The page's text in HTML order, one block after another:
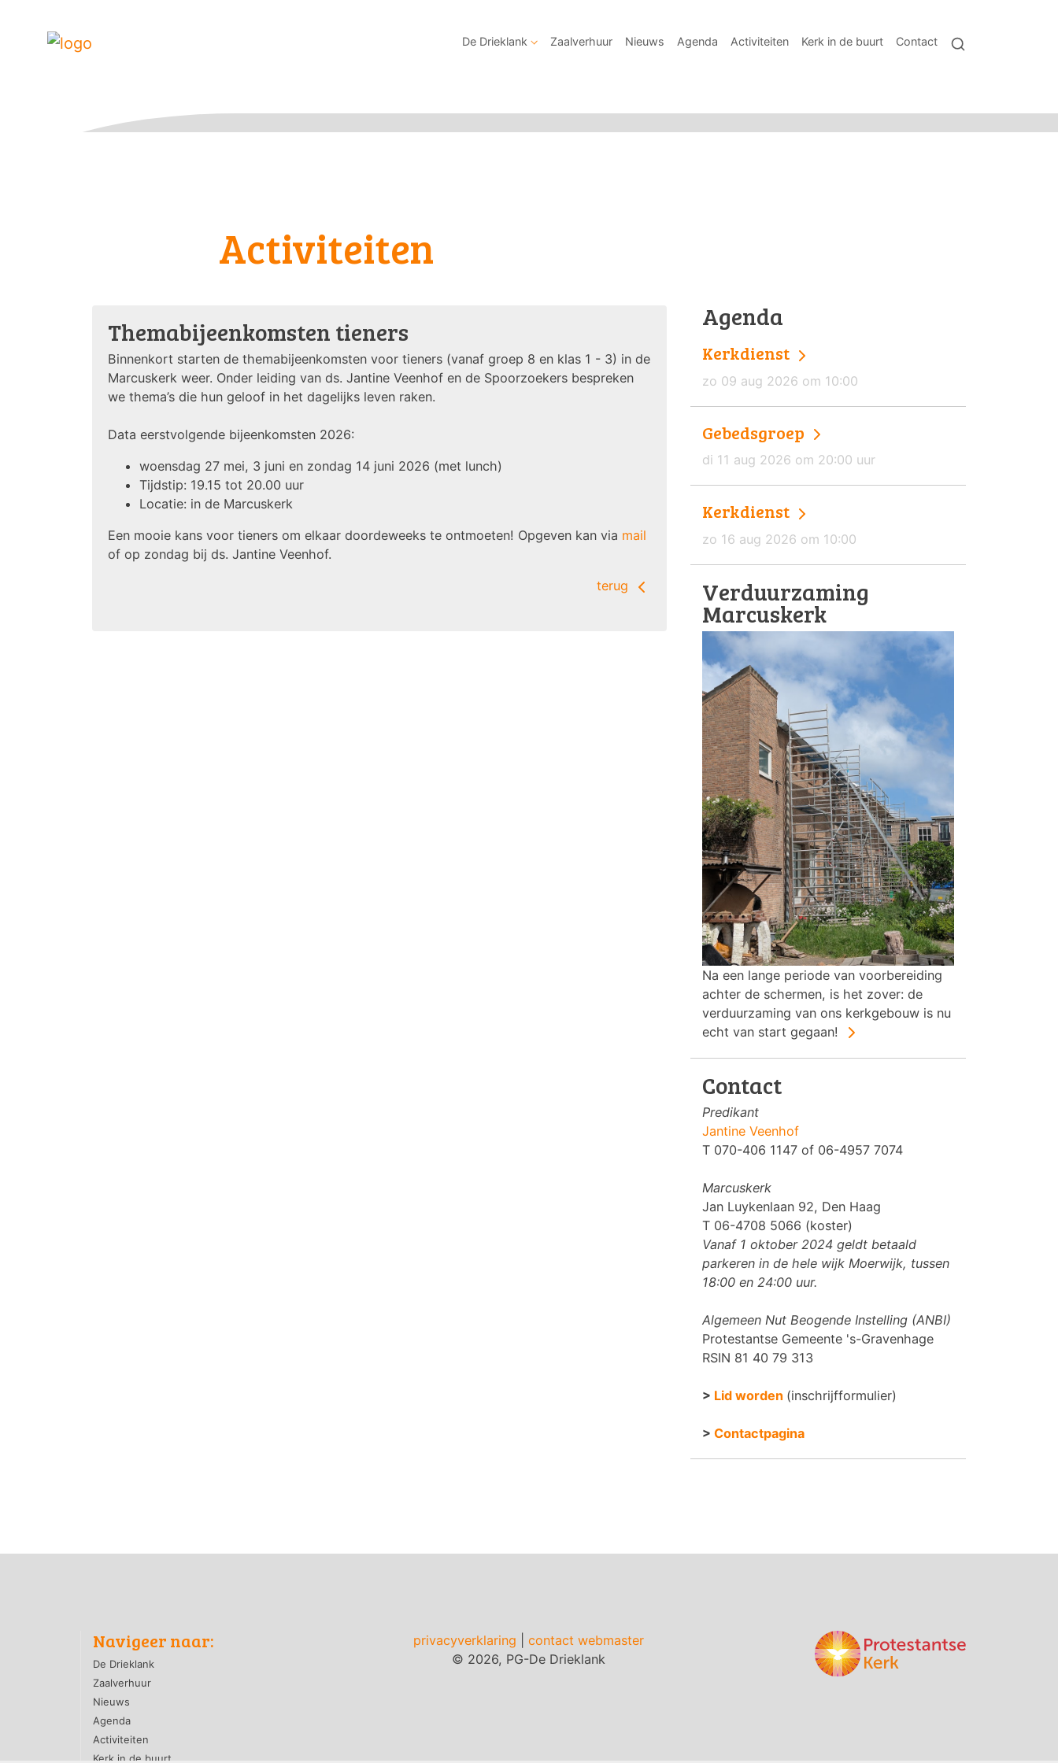
De Drieklank Zaalverhuur Nieuws Agenda Activiteiten Kerk in de buurt Contact
Activiteiten
Themabijeenkomsten tieners
Binnenkort starten de themabijeenkomsten voor tieners (vanaf groep 8 en klas 1 - 3) in de
Marcuskerk weer. Onder leiding van ds. Jantine Veenhof en de Spoorzoekers bespreken
we thema’s die hun geloof in het dagelijks leven raken.
Data eerstvolgende bijeenkomsten 2026:
woensdag 27 mei, 3 juni en zondag 14 juni 2026 (met lunch)
Tijdstip: 19.15 tot 20.00 uur
Locatie: in de Marcuskerk
Een mooie kans voor tieners om elkaar doordeweeks te ontmoeten! Opgeven kan via mail
of op zondag bij ds. Jantine Veenhof.
terug
Agenda
Kerkdienst
zo 09 aug 2026 om 10:00
Gebedsgroep
di 11 aug 2026 om 20:00 uur
Kerkdienst
zo 16 aug 2026 om 10:00
Verduurzaming
Marcuskerk
Na een lange periode van voorbereiding
achter de schermen, is het zover: de
verduurzaming van ons kerkgebouw is nu
echt van start gegaan!
Contact
Predikant
Jantine Veenhof
T 070-406 1147 of 06-4957 7074
Marcuskerk
Jan Luykenlaan 92, Den Haag
T 06-4708 5066 (koster)
Vanaf 1 oktober 2024 geldt betaald
parkeren in de hele wijk Moerwijk, tussen
18:00 en 24:00 uur.
Algemeen Nut Beogende Instelling (ANBI)
Protestantse Gemeente 's-Gravenhage
RSIN 81 40 79 313
> Lid worden (inschrijfformulier)
> Contactpagina
Navigeer naar:
De Drieklank
Zaalverhuur
Nieuws
Agenda
Activiteiten
Kerk in de buurt
privacyverklaring |contact webmaster
© 2026, PG-De Drieklank